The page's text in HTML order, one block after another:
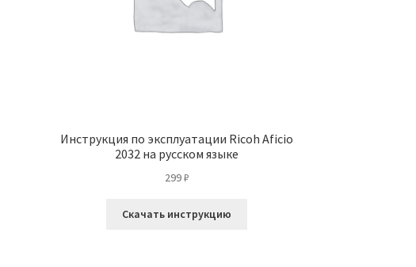
Инструкция по эксплуатации Ricoh Aficio
2032 на русском языке
299₽
Скачать инструкцию